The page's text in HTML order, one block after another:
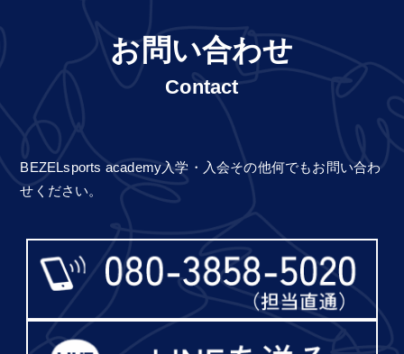
お問い合わせ
Contact
BEZELsports academy入学・入会その他何でもお問い合わ
せください。